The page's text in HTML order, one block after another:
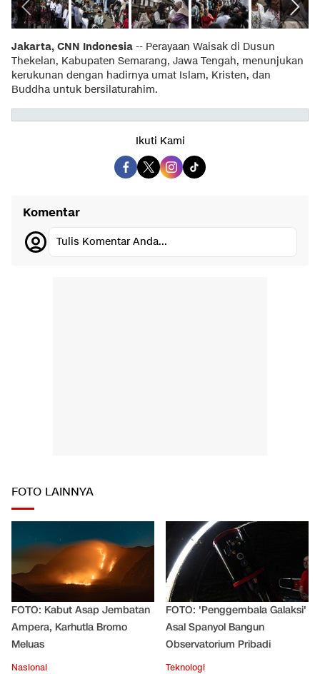
Jakarta, CNN Indonesia -- Perayaan Waisak di Dusun
Thekelan, Kabupaten Semarang, Jawa Tengah, menunjukan
kerukunan dengan hadirnya umat Islam, Kristen, dan
Buddha untuk bersilaturahim.
Ikuti Kami
Komentar
Tulis Komentar Anda...
FOTO LAINNYA
FOTO: Kabut Asap Jembatan
Ampera, Karhutla Bromo
Meluas
Nasional
FOTO: 'Penggembala Galaksi'
Asal Spanyol Bangun
Observatorium Pribadi
Teknologi